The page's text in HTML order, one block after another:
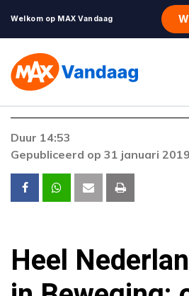
Welkom op MAX Vandaag
Duur 14:53
Gepubliceerd op 31 januari 2019
Heel